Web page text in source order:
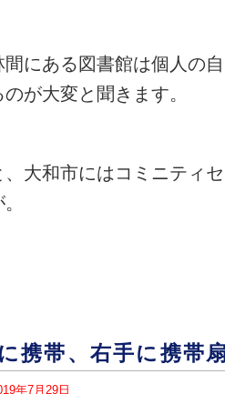
間にある図書館は個人の
が大変と聞きます。
、大和市にはコミニティ
携帯、右手に携帯
年7月29日